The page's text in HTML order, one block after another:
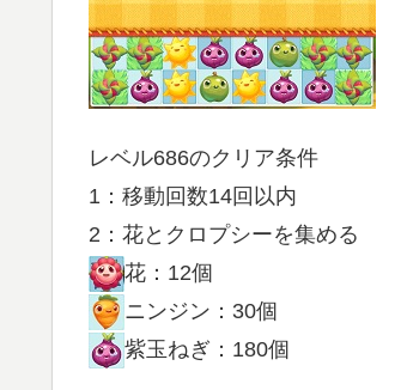
レベル686のクリア条件
1：移動回数14回以内
2：花とクロプシーを集める
花：12個
ニンジン：30個
紫玉ねぎ：180個